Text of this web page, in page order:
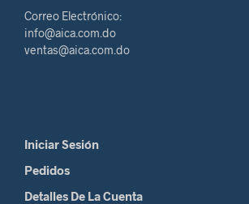
Correo Electrónico:
info@aica.com.do
ventas@aica.com.do
Iniciar Sesión
Pedidos
Detalles De La Cuenta